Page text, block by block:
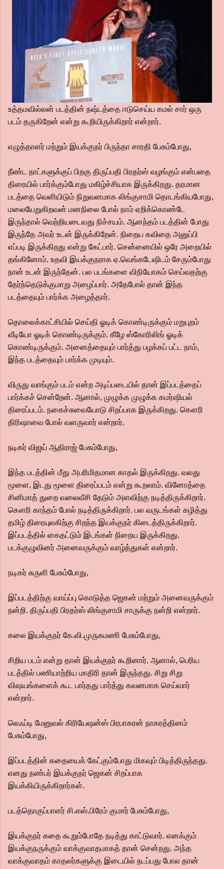
உத்தமவில்லன் படத்தின் நஷ்டத்தை ஈடுசெய்ய கமல் சார் ஒரு
படம் தருகிறேன் என்று கூறியிருக்கிறார் என்றார்.
எழுத்தாளர் மற்றும் இயக்குநர் பிருந்தா சாரதி பேசும்போது,
நீண்ட நாட்களுக்குப் பிறகு திருப்பதி பிரதர்ஸ் வழங்கும் என்பதை
திரையில் பார்க்கும்போது மகிழ்ச்சியாக இருக்கிறது. தரமான
படத்தை வெளியிடும் நிறுவனமாக லிங்குசாமி தொடங்கியபோது,
மலையேறுகிறவன் மனநிலை போல் நாம் ஏறிக்கொண்டே
இருந்தால் வெற்றியடைவது நிச்சயம். ஆனந்தம் படத்தின் போது
இருந்தே அவர் உடன் இருக்கிறேன். நிறைய கவிதை அனுப்பி
எப்படி இருக்கிறது என்று கேட்பார். சென்னையில் ஒரே அறையில்
தங்கினோம். உதவி இயக்குநராக ஏ.வெங்கடேஷிடம் சேரும்போது
நான் உடன் இருந்தேன். பல படங்களை விநியோகம் செய்வதற்கு
தேர்ந்தெடுக்குமாறு அழைப்பார். அதேபோல் தான் இந்த
படத்தையும் பார்க்க அழைத்தார்.
தொலைக்காட்சியில் செய்தி ஓடிக் கொண்டிருக்கும் மறுபுறம்
வீடியோ ஓடிக் கொண்டிருக்கும். கீழே ஸ்கோரிலிங் ஓடிக்
கொண்டிருக்கும். அனைத்தையும் பார்த்து பழக்கப் பட்ட நாம்,
இந்த படத்தையும் பார்க்க முடியும்.
விருது வாங்கும் படம் என்ற அடிப்படையில் தான் இப்படத்தைப்
பார்க்கச் சென்றேன். ஆனால், முழுக்க முழுக்க கமர்ஷியல்
திரைப்படம். நகைச்சுவையோடு சிறப்பாக இருக்கிறது. கௌரி
திரிஷாவை போல் வளருவார் என்றார்.
நடிகர் விஜய் ஆதிராஜ் பேசும்போது,
இந்த படத்தின் மீது அபரிமிதமான காதல் இருக்கிறது. வலது
மூளை, இடது மூளை திரைப்படம் என்று கூறலாம். வினோத்தை
சினிமாத் துறை வலைவீசி தேடும் அளவிற்கு நடித்திருக்கிறார்.
கௌரி காந்தம் போல் நடித்திருக்கிறார். பல வருடங்கள் கழித்து
தமிழ் திரையுலகிற்கு சிறந்த இயக்குநர் கிடைத்திருக்கிறார்.
இப்படத்தில் கைதட்டும் இடங்கள் நிறைய இருக்கிறது.
படக்குழுவினர் அனைவருக்கும் வாழ்த்துகள் என்றார்.
நடிகர் சுருளி பேசும்போது,
இப்படத்திற்கு வாய்ப்பு கொடுத்த ஜெகன் மற்றும் அனைவருக்கும்
நன்றி. திருப்பதி பிரதர்ஸ் லிங்குசாமி சாருக்கு நன்றி என்றார்.
கலை இயக்குநர் கே.வி.முருகமணி பேசும்போது,
சிறிய படம் என்று தான் இயக்குநர் கூறினார். ஆனால், பெரிய
படத்தில் பணியாற்றிய மாதிரி தான் இருந்தது. சிறு சிறு
விஷயங்களைக் கூட பார்தது பார்த்து கவனமாக செய்வார்
என்றார்.
லெஃப்டி மேனுவல் கிரியேஷன்ஸ் பிரபாகரன் நாகரத்தினம்
பேசும்போது,
இப்படத்தின் கதையைக் கேட்கும்போது மிகவும் பிடித்திருந்தது.
எனது நண்பர் இயக்குநர் ஜெகன் சிறப்பாக
இயக்கியிருக்கிறார்கள்.
படத்தொகுப்பாளர் சி.எஸ்.பிரேம் குமார் பேசும்போது,
இயக்குநர் கதை கூறும்போதே நடித்து காட்டுவார். எனக்கும்
இயக்குநருக்கும் வாக்குவாதமாகத் தான் சென்றது. அந்த
வாக்குவாதம் காதலர்களுக்கு இடையில் நடப்பது போல தான்